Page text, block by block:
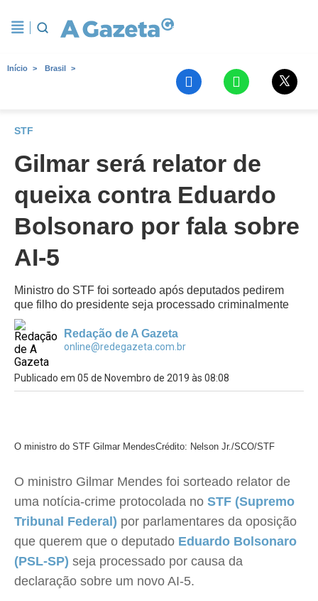
Início Brasil
STF
Gilmar será relator de
queixa contra Eduardo
Bolsonaro por fala sobre
AI-5
Ministro do STF foi sorteado após deputados pedirem
que filho do presidente seja processado criminalmente
Redação de A Gazeta
online@redegazeta.com.br
Publicado em 05 de Novembro de 2019 às 08:08
O ministro do STF Gilmar MendesCrédito: Nelson Jr./SCO/STF
O ministro Gilmar Mendes foi sorteado relator de
uma notícia-crime protocolada no STF (Supremo
Tribunal Federal) por parlamentares da oposição
que querem que o deputado Eduardo Bolsonaro
(PSL-SP) seja processado por causa da
declaração sobre um novo AI-5.